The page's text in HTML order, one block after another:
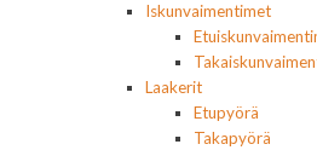
Iskunvaimentimet
Laakerit
Etupyörä
Takapyörä